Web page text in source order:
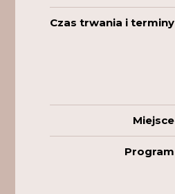
Czas trwania i terminy
Miejsce
Program